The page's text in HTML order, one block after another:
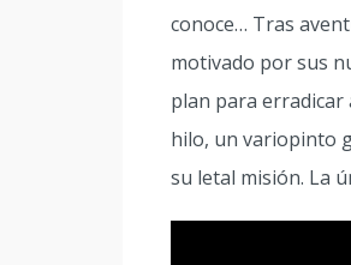
conoce… Tras
motivado por sus
plan para erradicar
hilo, un variopinto
su letal misión. La